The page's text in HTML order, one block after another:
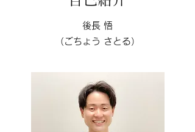
​​後長 悟
（ごちょう さとる）